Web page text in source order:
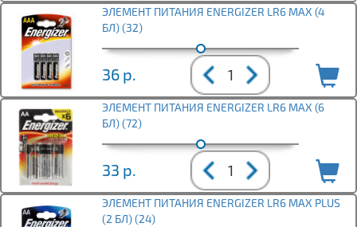
ЭЛЕМЕНТ ПИТАНИЯ ENERGIZER LR6 MAX (4
БЛ) (32)
36 р.
ЭЛЕМЕНТ ПИТАНИЯ ENERGIZER LR6 MAX (6
БЛ) (72)
33 р.
ЭЛЕМЕНТ ПИТАНИЯ ENERGIZER LR6 MAX PLUS
(2 БЛ) (24)